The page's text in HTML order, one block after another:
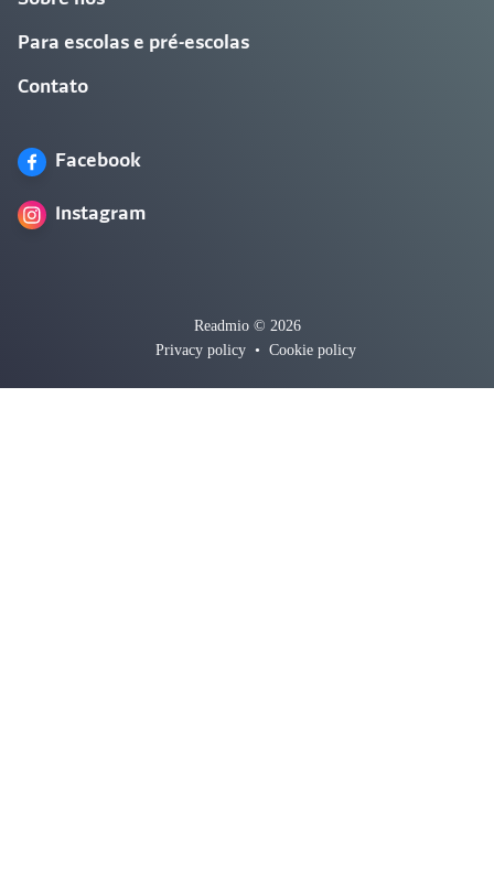
Para escolas e pré-escolas
Contato
Facebook
Instagram
Readmio © 2026
Privacy policy • Cookie policy